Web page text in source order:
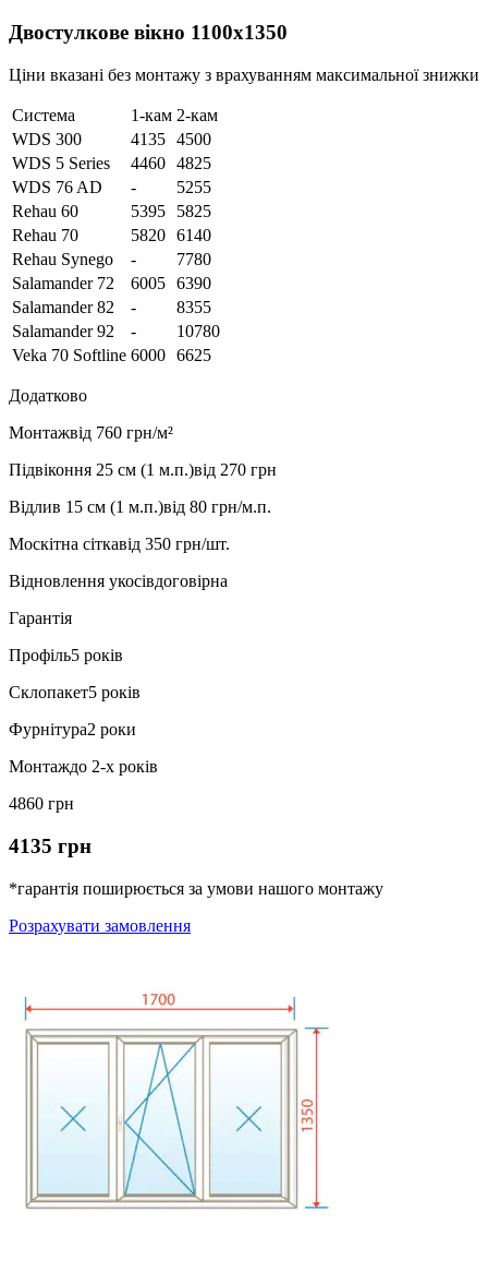
Двостулкове вікно 1100х1350
Ціни вказані без монтажу з врахуванням максимальної знижки
Система 1-кам 2-кам
WDS 300
4135 4500
WDS 5 Series
4460 4825
WDS 76 AD
-
5255
Rehau 60
5395
5825
Rehau 70
5820 6140
Rehau Synego
-
7780
Salamander 72
6005 6390
Salamander 82
-
8355
Salamander 92
-
10780
Veka 70 Softline 6000 6625
Додатково
Монтажвід 760 грн/м²
Підвіконня 25 см (1 м.п.)від 270 грн
Відлив 15 см (1 м.п.)від 80 грн/м.п.
Москітна сіткавід 350 грн/шт.
Відновлення укосівдоговірна
Гарантія
Профіль5 років
Склопакет5 років
Фурнітура2 роки
Монтаждо 2-х років
4860 грн
4135 грн
*гарантія поширюється за умови нашого монтажу
Розрахувати замовлення